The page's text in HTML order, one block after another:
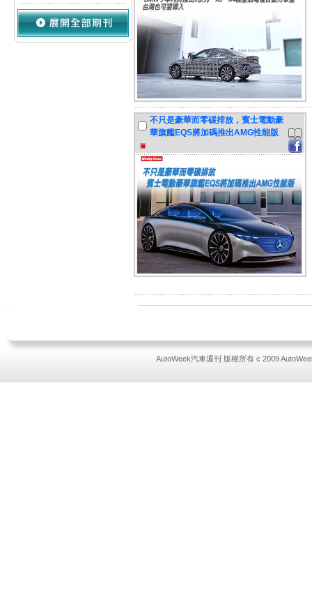
不只是豪華而零碳排放，賓士電動豪
華旗艦EQS將加碼推出AMG性能版
AutoWeek汽車週刊 版權所有 c 2009